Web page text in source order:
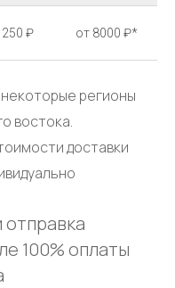
250 ₽ от 8000 ₽*
регионы
востока.
доставки
отправка
100% оплаты